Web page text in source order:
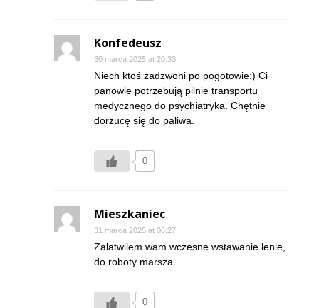
Konfedeusz
30 marca 2025 at 20:33
Niech ktoś zadzwoni po pogotowie:) Ci
panowie potrzebują pilnie transportu
medycznego do psychiatryka. Chętnie
dorzucę się do paliwa.
0
Mieszkaniec
31 marca 2025 at 06:27
Zalatwilem wam wczesne wstawanie lenie,
do roboty marsza
0